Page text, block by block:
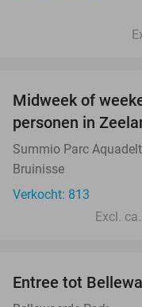
Midweek of
personen in
Summio Parc
Bruinisse
Verkocht: 813
Excl.
Entree tot